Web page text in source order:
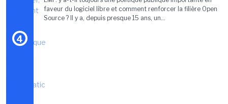
4
faveur du logiciel libre et comment renforcer la filière Open
Source ? Il y a, depuis presque 15 ans, un...